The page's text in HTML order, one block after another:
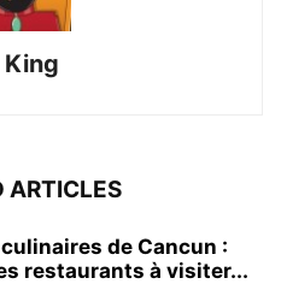
King
ARTICLES
de Cancun :
restaurants à visiter...